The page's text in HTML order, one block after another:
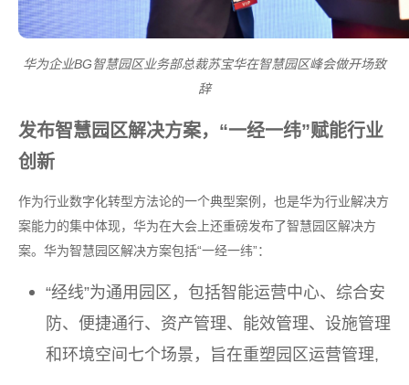
华为企业BG智慧园区业务部总裁苏宝华在智慧园区峰会做开场致
辞
发布智慧园区解决方案，“一经一纬”赋能行业
创新
作为行业数字化转型方法论的一个典型案例，也是华为行业解决方
案能力的集中体现，华为在大会上还重磅发布了智慧园区解决方
案。华为智慧园区解决方案包括“一经一纬”：
“经线”为通用园区，包括智能运营中心、综合安
防、便捷通行、资产管理、能效管理、设施管理
和环境空间七个场景，旨在重塑园区运营管理,